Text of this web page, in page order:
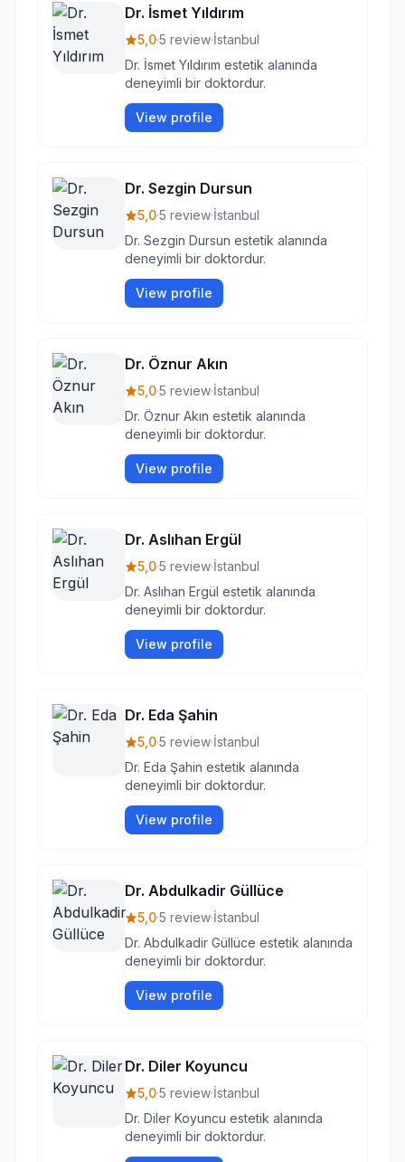
Dr. İsmet Yıldırım
5,0·5 review·İstanbul
Dr. İsmet Yıldırım estetik alanında
deneyimli bir doktordur.
View profile
Dr. Sezgin Dursun
5,0·5 review·İstanbul
Dr. Sezgin Dursun estetik alanında
deneyimli bir doktordur.
View profile
Dr. Öznur Akın
5,0·5 review·İstanbul
Dr. Öznur Akın estetik alanında
deneyimli bir doktordur.
View profile
Dr. Aslıhan Ergül
5,0·5 review·İstanbul
Dr. Aslıhan Ergül estetik alanında
deneyimli bir doktordur.
View profile
Dr. Eda Şahin
5,0·5 review·İstanbul
Dr. Eda Şahin estetik alanında
deneyimli bir doktordur.
View profile
Dr. Abdulkadir Güllüce
5,0·5 review·İstanbul
Dr. Abdulkadir Güllüce estetik alanında
deneyimli bir doktordur.
View profile
Dr. Diler Koyuncu
5,0·5 review·İstanbul
Dr. Diler Koyuncu estetik alanında
deneyimli bir doktordur.